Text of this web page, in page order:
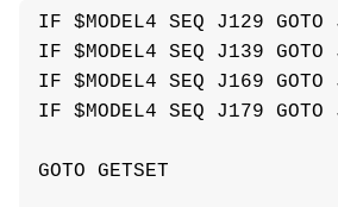
IF $MODEL4 SEQ J129 GOTO
IF $MODEL4 SEQ J139 GOTO
IF $MODEL4 SEQ J169 GOTO
IF $MODEL4 SEQ J179 GOTO
GOTO GETSET